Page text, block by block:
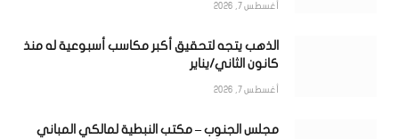
أغسطس 7, 2026
الذهب يتجه لتحقيق أكبر مكاسب أسبوعية له منذ
كانون الثاني/يناير
أغسطس 7, 2026
مجلس الجنوب – مكتب النبطية لمالكي المباني